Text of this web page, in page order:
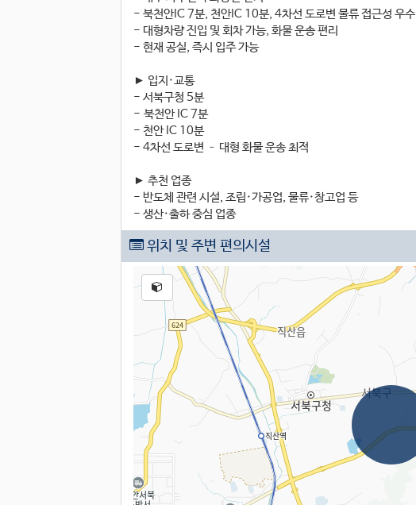
- 북천안IC 7분, 천안IC 10분, 4차선 도로변 물류 접근성 우수
- 대형차량 진입 및 회차 가능, 화물 운송 편리
- 현재 공실, 즉시 입주 가능
► 입지·교통
- 서북구청 5분
- 북천안 IC 7분
- 천안 IC 10분
- 4차선 도로변 – 대형 화물 운송 최적
► 추천 업종
- 반도체 관련 시설, 조립·가공업, 물류·창고업 등
- 생산·출하 중심 업종
위치 및 주변 편의시설